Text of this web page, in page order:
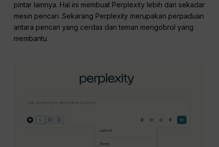
pintar lainnya. Hal ini membuat Perplexity lebih dari sekadar
mesin pencari. Sekarang Perplexity merupakan perpaduan
antara pencari yang cerdas dan teman mengobrol yang
membantu.